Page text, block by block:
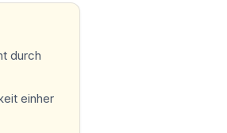
durch
einher